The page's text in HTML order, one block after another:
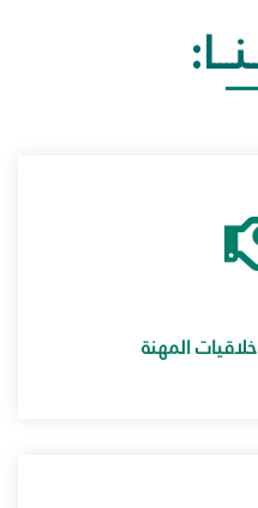
المهنة